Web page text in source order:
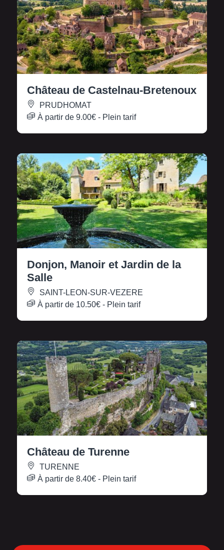
Château de Castelnau-Bretenoux
PRUDHOMAT
À partir de 9.00€ - Plein tarif
Donjon, Manoir et Jardin de la
Salle
SAINT-LEON-SUR-VEZERE
À partir de 10.50€ - Plein tarif
Château de Turenne
TURENNE
À partir de 8.40€ - Plein tarif